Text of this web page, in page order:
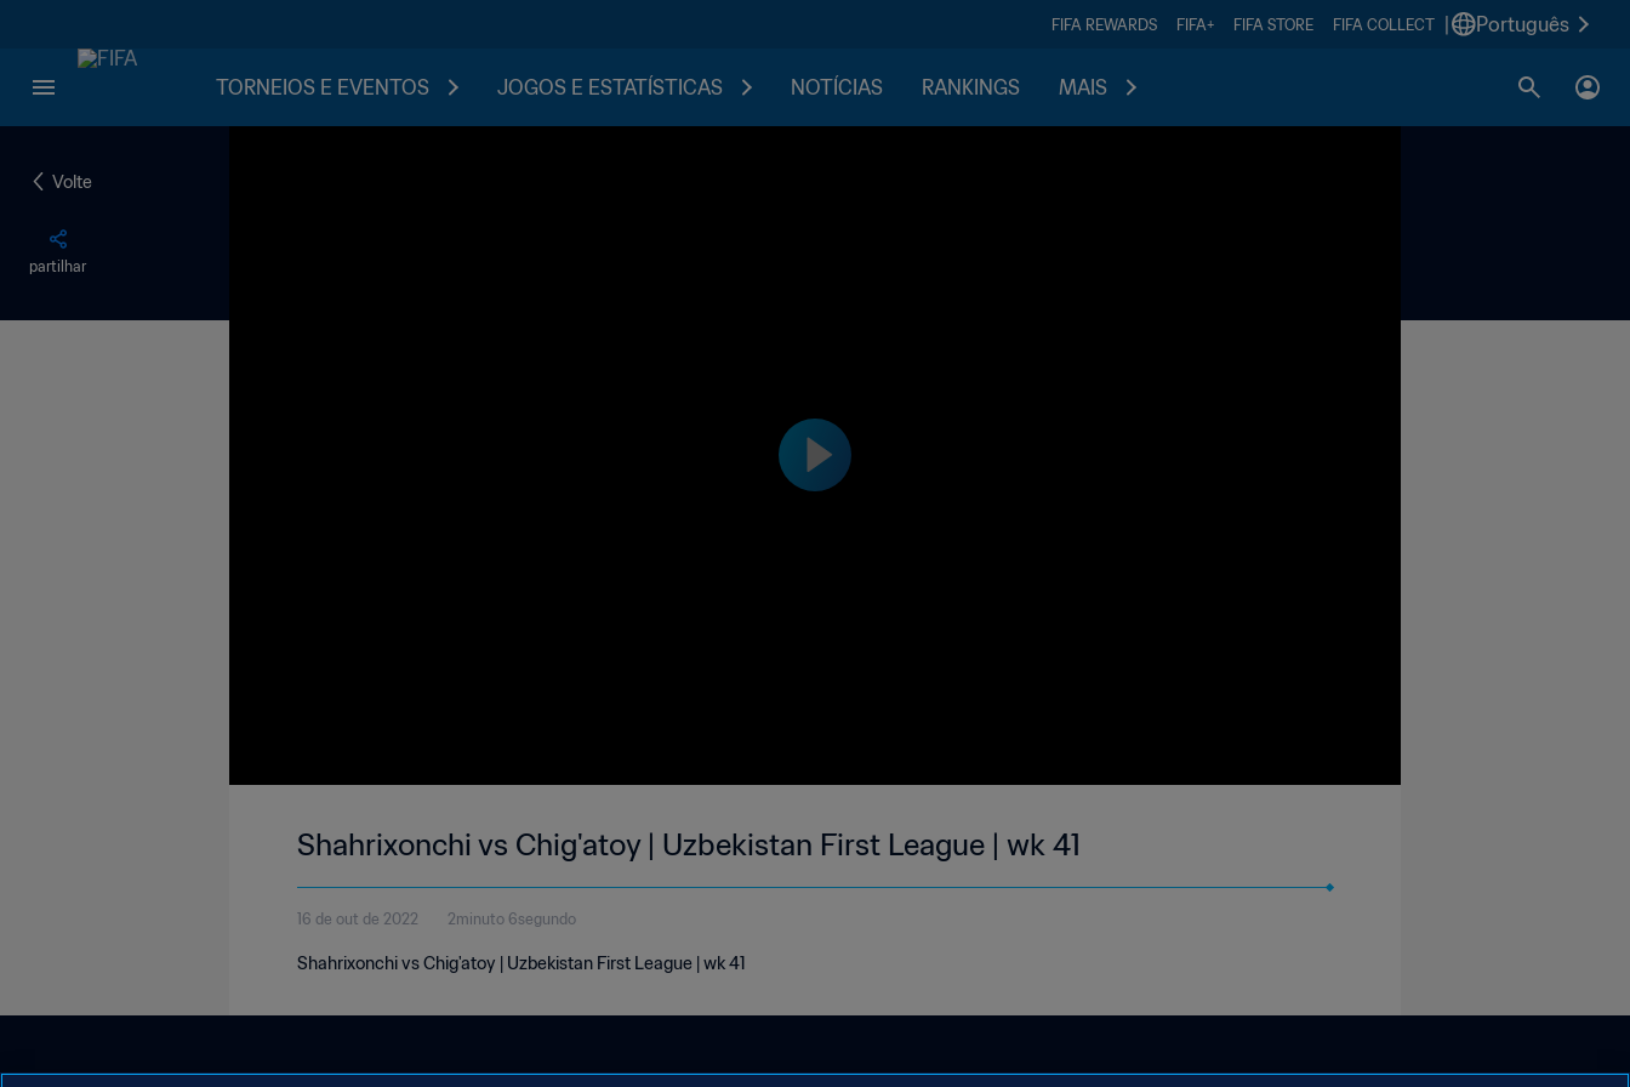
FIFA REWARDS FIFA+ FIFA STORE FIFA COLLECT Português
TORNEIOS E EVENTOS JOGOS E ESTATÍSTICAS NOTÍCIAS RANKINGS MAIS
Volte
partilhar
Shahrixonchi vs Chig'atoy | Uzbekistan First League | wk 41
16 de out de 2022 2minuto 6segundo
Shahrixonchi vs Chig'atoy | Uzbekistan First League | wk 41